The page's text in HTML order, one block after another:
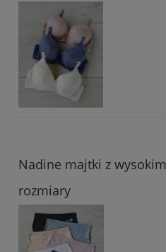
Nadine majtki z
rozmiary